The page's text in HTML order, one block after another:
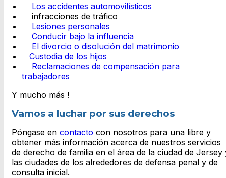
Los accidentes automovilísticos
infracciones de tráfico
Lesiones personales
Conducir bajo la influencia
El divorcio o disolución del matrimonio
Custodia de los hijos
Reclamaciones de compensación para
trabajadores
Y mucho más !
Vamos a luchar por sus derechos
Póngase en contacto con nosotros para una libre y
obtener más información acerca de nuestros servicios
de derecho de familia en el área de la ciudad de Jersey
las ciudades de los alrededores de defensa penal y de
consulta inicial.